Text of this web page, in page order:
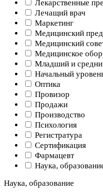
Лекарственные
Лечащий врач
Маркетинг
Медицинский
Медицинский
Медицинское
Младший и
Начальный
Оптика
Провизор
Продажи
Производство
Психология
Регистратура
Сертификация
Фармацевт
Наука,
Наука, образование